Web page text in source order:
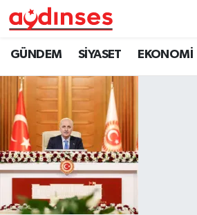
GÜNDEM SİYASET EKONOMİ
GÜNDEM
SİYASET
EKONOMİ
DÜNYA
SPOR
Nöbetçi Eczaneler
Hava Durumu
Aydin Namaz Vakitleri
Trafik Durumu
Süper Lig Puan Durumu ve